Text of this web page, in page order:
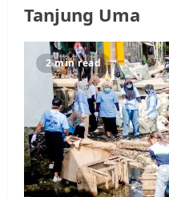
Tanjung Uma
2 min read